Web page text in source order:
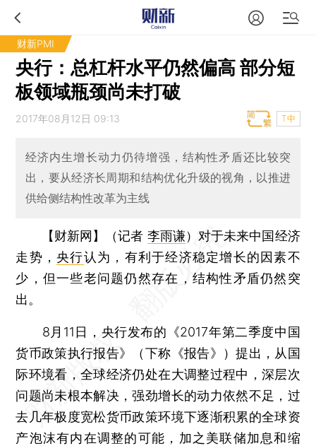
财新PMI
央行：总杠杆水平仍然偏高 部分短
板领域瓶颈尚未打破
2017年08月12日 09:13 T中
经济内生增长动力仍待增强，结构性矛盾还比较突
出，要从经济长周期和结构优化升级的视角，以推进
供给侧结构性改革为主线
【财新网】（记者 李雨谦） 对于未来中国经济
走势，央行认为，有利于经济稳定增长的因素不
少，但一些老问题仍然存在，结构性矛盾仍然突
出。
8月11日，央行发布的《2017年第二季度中国
货币政策执行报告》（下称《报告》）提出，从国
际环境看，全球经济仍处在大调整过程中，深层次
问题尚未根本解决，强劲增长的动力依然不足，过
去几年极度宽松货币政策环境下逐渐积累的全球资
产泡沫有内在调整的可能，加之美联储加息和缩